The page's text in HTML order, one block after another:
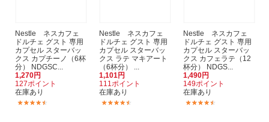
Nestle ネスカフェ
ドルチェ グスト 専用
カプセル スターバッ
クス カプチーノ（6杯
分） NDGSC...
1,270円
127ポイント
在庫あり
Nestle ネスカフェ
ドルチェ グスト 専用
カプセル スターバッ
クス ラテ マキアート
（6杯分） ...
1,101円
111ポイント
在庫あり
Nestle ネスカフェ
ドルチェ グスト 専用
カプセル スターバッ
クス カフェラテ（12
杯分） NDGS...
1,490円
149ポイント
在庫あり